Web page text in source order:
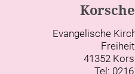
Evangelische
41352
Tel: